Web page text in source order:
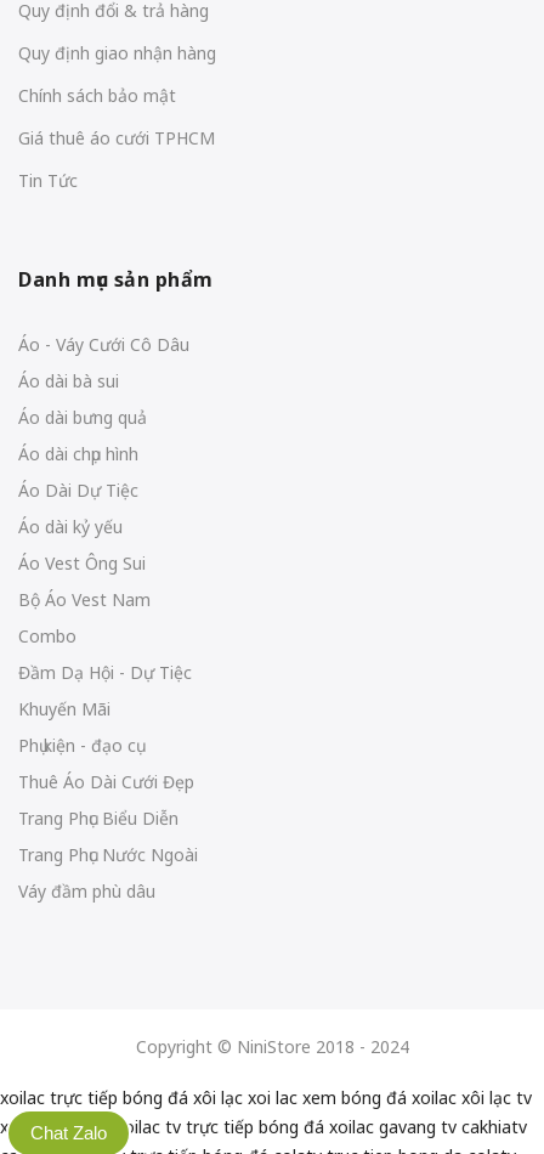
Quy định đổi & trả hàng
Quy định giao nhận hàng
Chính sách bảo mật
Giá thuê áo cưới TPHCM
Tin Tức
Danh mục sản phẩm
Áo - Váy Cưới Cô Dâu
Áo dài bà sui
Áo dài bưng quả
Áo dài chụp hình
Áo Dài Dự Tiệc
Áo dài kỷ yếu
Áo Vest Ông Sui
Bộ Áo Vest Nam
Combo
Đầm Dạ Hội - Dự Tiệc
Khuyến Mãi
Phụ kiện - đạo cụ
Thuê Áo Dài Cưới Đẹp
Trang Phục Biểu Diễn
Trang Phục Nước Ngoài
Váy đầm phù dâu
Copyright © NiniStore 2018 - 2024
Chat Zalo
xoilac trực tiếp bóng đá xôi lạc xoi lac xem bóng đá xoilac xôi lạc tv
xoilactv xoilac xoilac tv trực tiếp bóng đá xoilac gavang tv cakhiatv